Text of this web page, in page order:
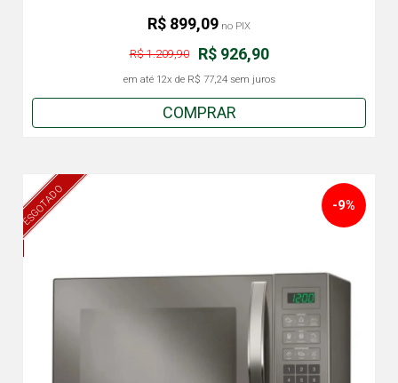
R$ 926,90
R$ 1.209,90
em até 12x de R$ 77,24sem juros
R$ 899,09 no PIX
COMPRAR
ESGOTADO -9%